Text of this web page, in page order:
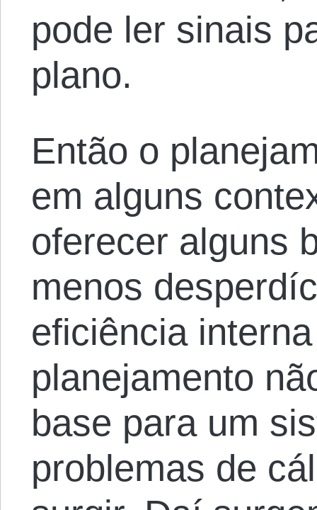
pode ler sinais
plano.
Então o
em alguns
oferecer alguns
menos
eficiência
planejamento
base para um
problemas de